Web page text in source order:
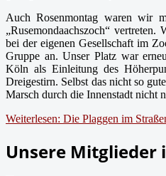
Auch Rosenmontag waren wir
„Rusemondaachszoch“
bei der eigenen Gesellschaft im
Gruppe an. Unser Platz war
Köln als Einleitung des
Dreigestirn. Selbst das nicht so
Marsch durch die Innenstadt nicht
Weiterlesen: Die Plaggen im
Unsere Mitglieder